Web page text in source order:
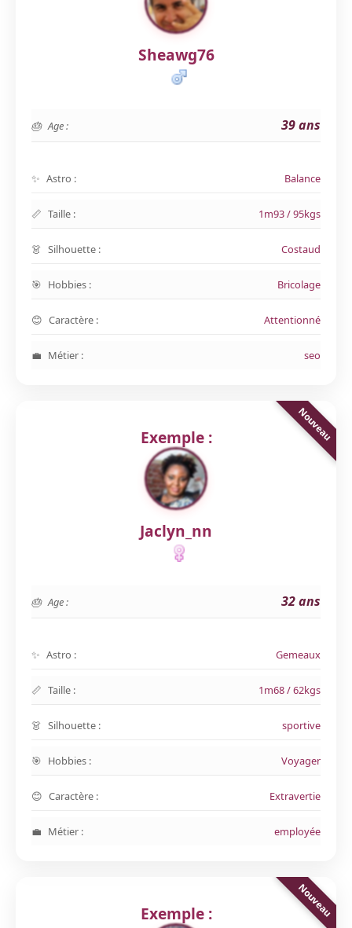
Sheawg76
Age : 39 ans
Astro : Balance
Taille : 1m93 / 95kgs
Silhouette : Costaud
Hobbies : Bricolage
Caractère : Attentionné
Métier : seo
Exemple :
Jaclyn_nn
Age : 32 ans
Astro : Gemeaux
Taille : 1m68 / 62kgs
Silhouette : sportive
Hobbies : Voyager
Caractère : Extravertie
Métier : employée
Exemple :